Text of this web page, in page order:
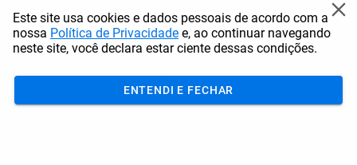
35.370 pontos + R$ 287,09
Este site usa cookies e dados pessoais de acordo com a
nossa Política de Privacidade e, ao continuar navegando
neste site, você declara estar ciente dessas condições.
ENTENDI E FECHAR